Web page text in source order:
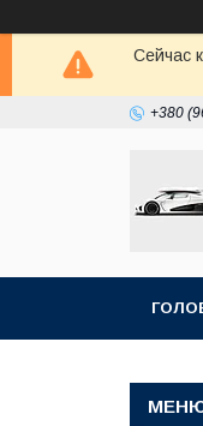
Сейчас
+380